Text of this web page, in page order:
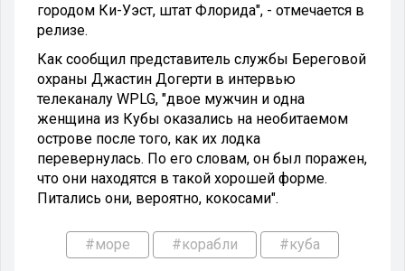
городом Ки-Уэст, штат Флорида", - отмечается в
релизе.
Как сообщил представитель службы Береговой
охраны Джастин Догерти в интервью
телеканалу WPLG, "двое мужчин и одна
женщина из Кубы оказались на необитаемом
острове после того, как их лодка
перевернулась. По его словам, он был поражен,
что они находятся в такой хорошей форме.
Питались они, вероятно, кокосами".
#море #корабли #куба